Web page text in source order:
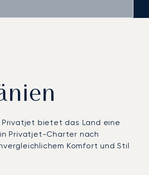
Privatjet bietet das Land eine
Privatjet-Charter nach
Komfort und Stil